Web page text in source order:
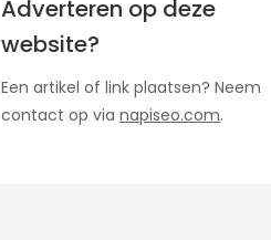
Adverteren op deze
website?
Een artikel of link plaatsen? Neem
contact op via napiseo.com.